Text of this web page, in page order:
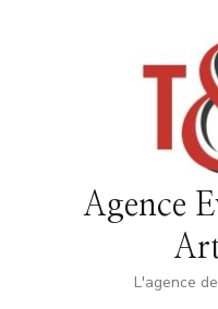
Agence
L'agence